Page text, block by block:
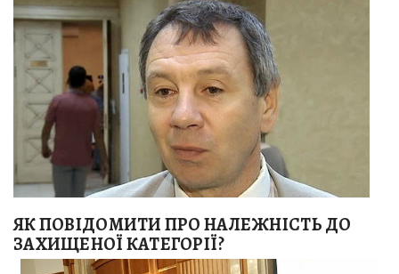
ЯК ПОВІДОМИТИ ПРО НАЛЕЖНІСТЬ ДО
ЗАХИЩЕНОЇ КАТЕГОРІЇ?